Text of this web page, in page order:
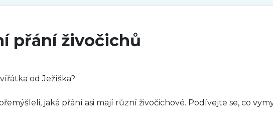
přání živočichů
od Ježíška?
přemýšleli, jaká přání asi mají různí živočichové. Podívejte se, co